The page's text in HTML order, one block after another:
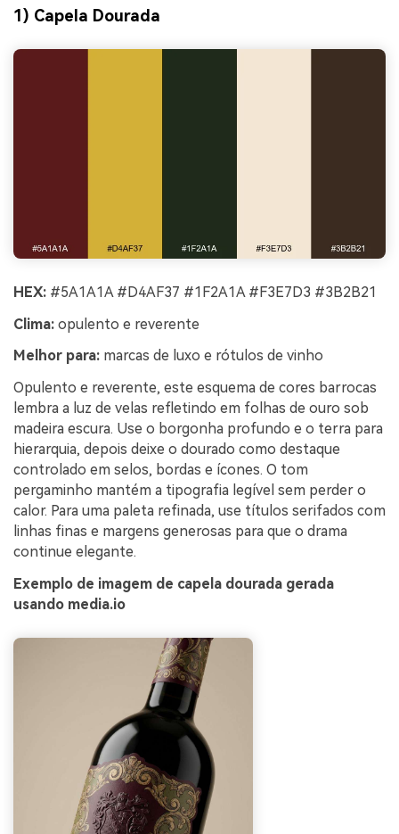
1) Capela Dourada
HEX: #5A1A1A #D4AF37 #1F2A1A #F3E7D3 #3B2B21
Clima: opulento e reverente
Melhor para: marcas de luxo e rótulos de vinho
Opulento e reverente, este esquema de cores barrocas
lembra a luz de velas refletindo em folhas de ouro sob
madeira escura. Use o borgonha profundo e o terra para
hierarquia, depois deixe o dourado como destaque
controlado em selos, bordas e ícones. O tom
pergaminho mantém a tipografia legível sem perder o
calor. Para uma paleta refinada, use títulos serifados com
linhas finas e margens generosas para que o drama
continue elegante.
Exemplo de imagem de capela dourada gerada
usando media.io